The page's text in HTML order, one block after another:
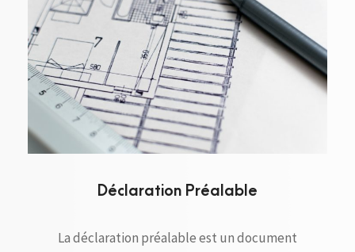
Déclaration Préalable
La déclaration préalable est un document